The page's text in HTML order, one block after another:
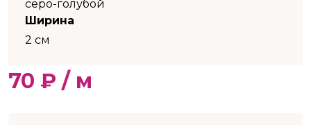
серо-голубой
Ширина
2 см
70 ₽ / м